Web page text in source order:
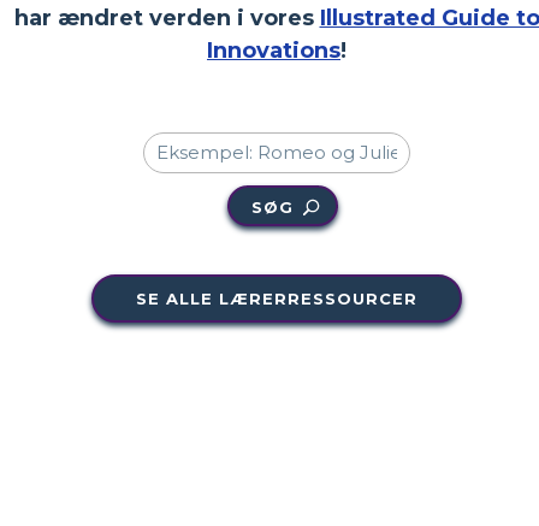
har ændret verden i vores Illustrated Guide to
Innovations!
SØG
SE ALLE LÆRERRESSOURCER